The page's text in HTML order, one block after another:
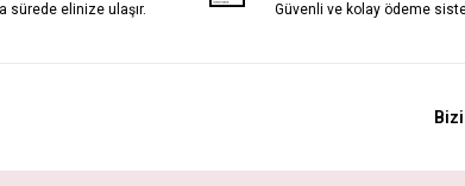
sürede elinize ulaşır. Güvenli ve kolay ödeme